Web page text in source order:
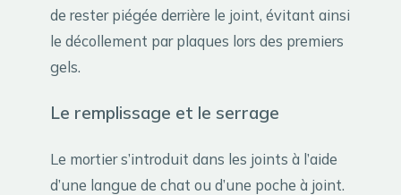
de rester piégée derrière le joint, évitant ainsi
le décollement par plaques lors des premiers
gels.
Le remplissage et le serrage
Le mortier s’introduit dans les joints à l’aide
d’une langue de chat ou d’une poche à joint.